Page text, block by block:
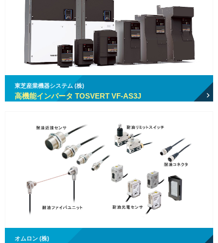
東芝産業機器システム (株)
高機能インバータ TOSVERT VF-AS3J
オムロン (株)